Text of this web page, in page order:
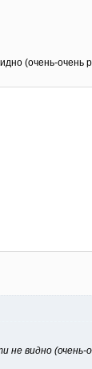
(очень-
видно (очень-